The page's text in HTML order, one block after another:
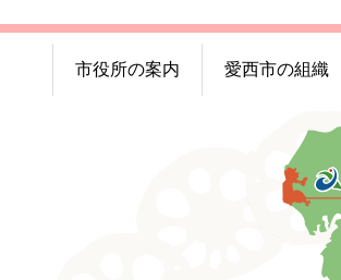
市役所の案内 愛西市の組織